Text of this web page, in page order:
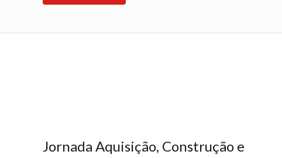
Jornada Aquisição, Construção e